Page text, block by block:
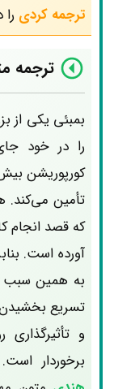
ترجمه کردی
ترجمه
بمبئی یکی از
را در خود
تأمین می‌کند.
که قصد انجام
آورده است.
به همین سبب
تسریع
و
برخوردار